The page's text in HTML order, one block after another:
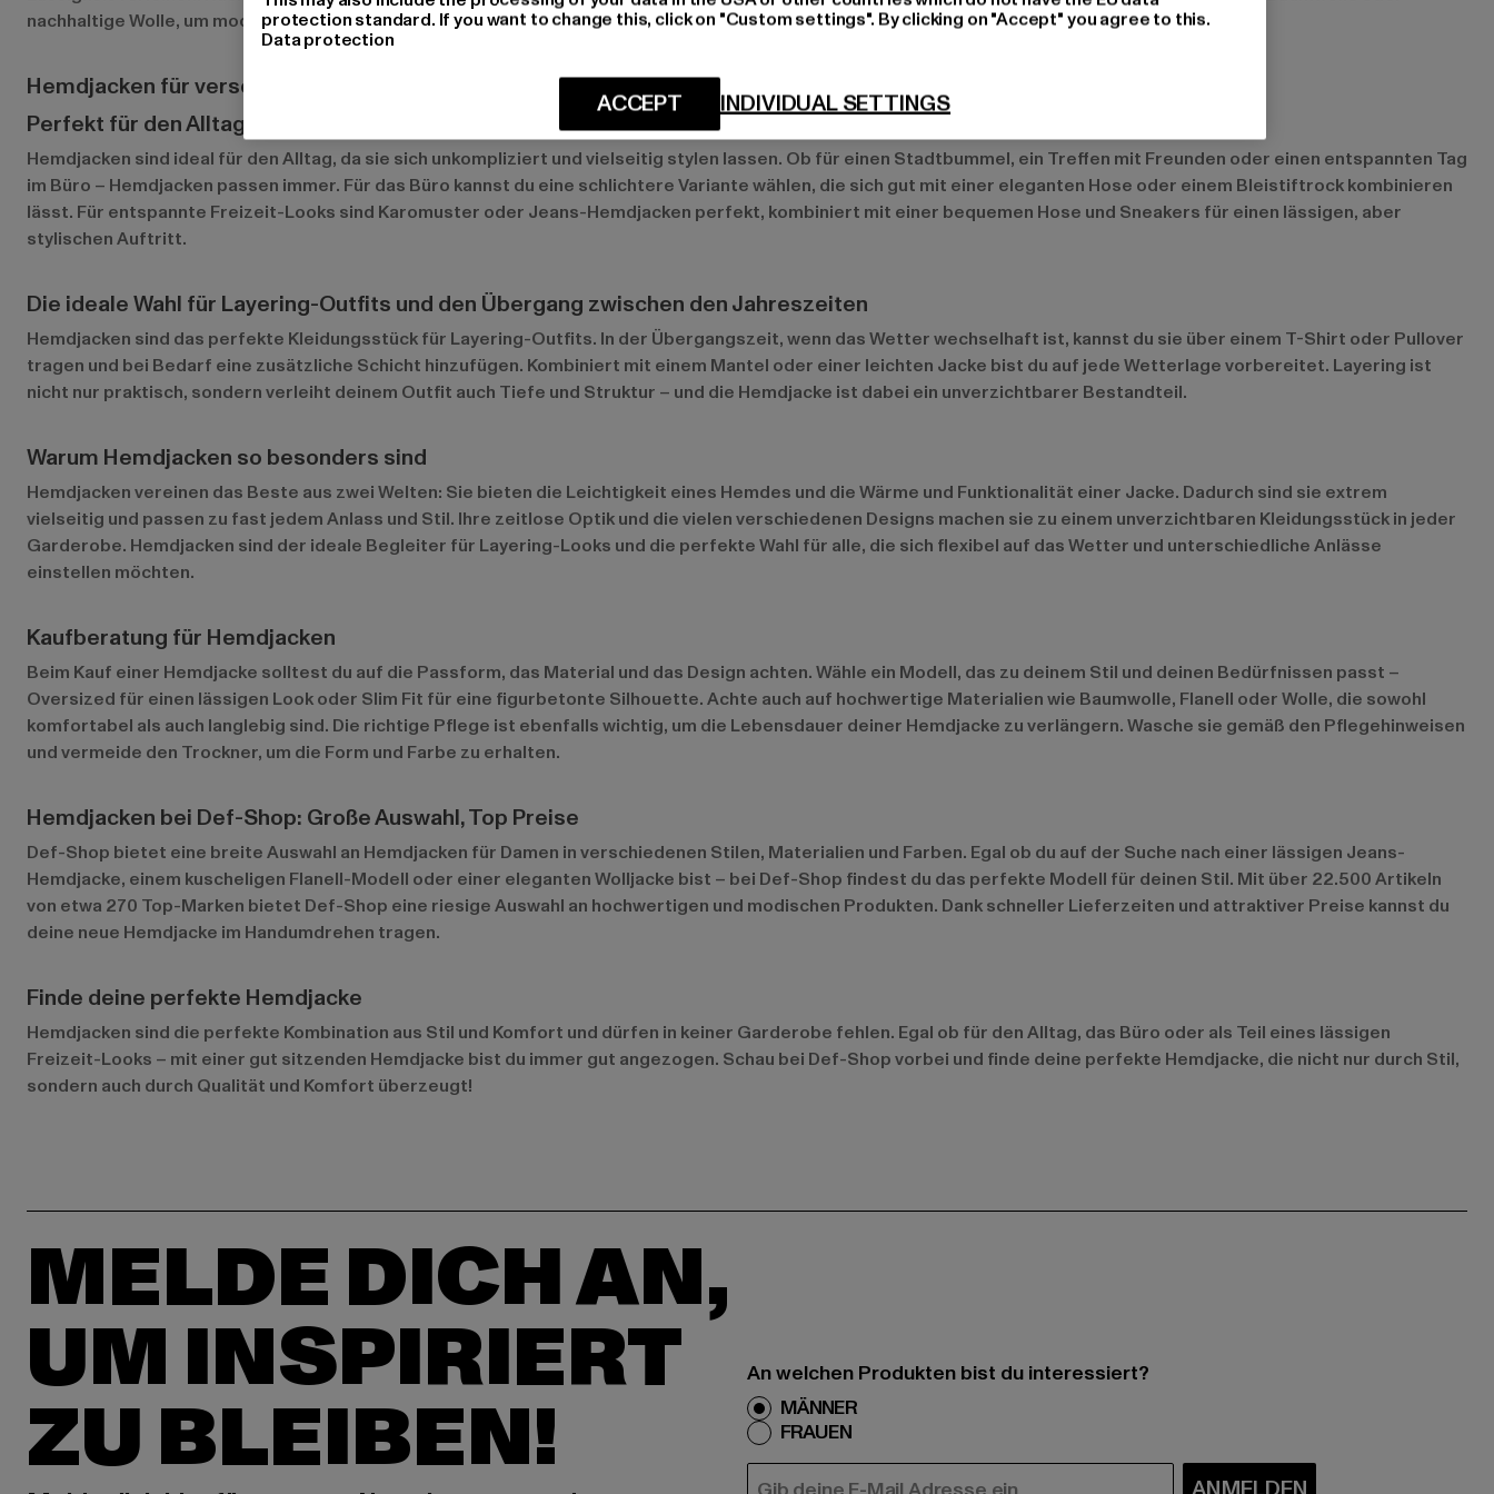
nachhaltige Wolle, um modische und umweltbewusste Optionen zu bieten.
Hemdjacken für verschiedene Anlässe
Perfekt für den Alltag, das Büro oder entspannte Freizeit-Looks
Hemdjacken sind ideal für den Alltag, da sie sich unkompliziert und vielseitig stylen lassen. Ob für einen Stadtbummel, ein Treffen mit Freunden oder einen entspannten Tag
im Büro – Hemdjacken passen immer. Für das Büro kannst du eine schlichtere Variante wählen, die sich gut mit einer eleganten Hose oder einem Bleistiftrock kombinieren
lässt. Für entspannte Freizeit-Looks sind Karomuster oder Jeans-Hemdjacken perfekt, kombiniert mit einer bequemen Hose und Sneakers für einen lässigen, aber
stylischen Auftritt.
Die ideale Wahl für Layering-Outfits und den Übergang zwischen den Jahreszeiten
Hemdjacken sind das perfekte Kleidungsstück für Layering-Outfits. In der Übergangszeit, wenn das Wetter wechselhaft ist, kannst du sie über einem T-Shirt oder Pullover
tragen und bei Bedarf eine zusätzliche Schicht hinzufügen. Kombiniert mit einem Mantel oder einer leichten Jacke bist du auf jede Wetterlage vorbereitet. Layering ist
nicht nur praktisch, sondern verleiht deinem Outfit auch Tiefe und Struktur – und die Hemdjacke ist dabei ein unverzichtbarer Bestandteil.
Warum Hemdjacken so besonders sind
Hemdjacken vereinen das Beste aus zwei Welten: Sie bieten die Leichtigkeit eines Hemdes und die Wärme und Funktionalität einer Jacke. Dadurch sind sie extrem
vielseitig und passen zu fast jedem Anlass und Stil. Ihre zeitlose Optik und die vielen verschiedenen Designs machen sie zu einem unverzichtbaren Kleidungsstück in jeder
Garderobe. Hemdjacken sind der ideale Begleiter für Layering-Looks und die perfekte Wahl für alle, die sich flexibel auf das Wetter und unterschiedliche Anlässe
einstellen möchten.
Kaufberatung für Hemdjacken
Beim Kauf einer Hemdjacke solltest du auf die Passform, das Material und das Design achten. Wähle ein Modell, das zu deinem Stil und deinen Bedürfnissen passt –
Oversized für einen lässigen Look oder Slim Fit für eine figurbetonte Silhouette. Achte auch auf hochwertige Materialien wie Baumwolle, Flanell oder Wolle, die sowohl
komfortabel als auch langlebig sind. Die richtige Pflege ist ebenfalls wichtig, um die Lebensdauer deiner Hemdjacke zu verlängern. Wasche sie gemäß den Pflegehinweisen
und vermeide den Trockner, um die Form und Farbe zu erhalten.
Hemdjacken bei Def-Shop: Große Auswahl, Top Preise
Def-Shop bietet eine breite Auswahl an Hemdjacken für Damen in verschiedenen Stilen, Materialien und Farben. Egal ob du auf der Suche nach einer lässigen Jeans-
Hemdjacke, einem kuscheligen Flanell-Modell oder einer eleganten Wolljacke bist – bei Def-Shop findest du das perfekte Modell für deinen Stil. Mit über 22.500 Artikeln
von etwa 270 Top-Marken bietet Def-Shop eine riesige Auswahl an hochwertigen und modischen Produkten. Dank schneller Lieferzeiten und attraktiver Preise kannst du
deine neue Hemdjacke im Handumdrehen tragen.
Finde deine perfekte Hemdjacke
Hemdjacken sind die perfekte Kombination aus Stil und Komfort und dürfen in keiner Garderobe fehlen. Egal ob für den Alltag, das Büro oder als Teil eines lässigen
Freizeit-Looks – mit einer gut sitzenden Hemdjacke bist du immer gut angezogen. Schau bei Def-Shop vorbei und finde deine perfekte Hemdjacke, die nicht nur durch Stil,
sondern auch durch Qualität und Komfort überzeugt!
MELDE DICH AN,
UM INSPIRIERT
ZU BLEIBEN!
An welchen Produkten bist du interessiert?
MÄNNER
FRAUEN
protection standard. If you want to change this, click on "Custom settings". By clicking on "Accept" you agree to this.
Data protection
INDIVIDUAL SETTINGS
ACCEPT